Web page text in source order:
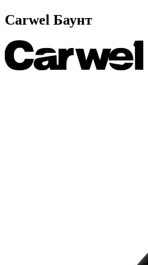
Carwel Баунт